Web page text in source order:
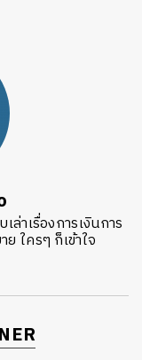
าเรื่องการเงินการ
ใครๆ ก็เข้าใจ